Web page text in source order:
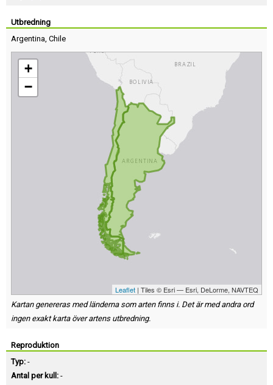
Utbredning
Argentina, Chile
+
−
Leaflet | Tiles © Esri — Esri, DeLorme, NAVTEQ
Kartan genereras med länderna som arten finns i. Det är med andra ord
ingen exakt karta över artens utbredning.
Reproduktion
Typ: -
Antal per kull: -